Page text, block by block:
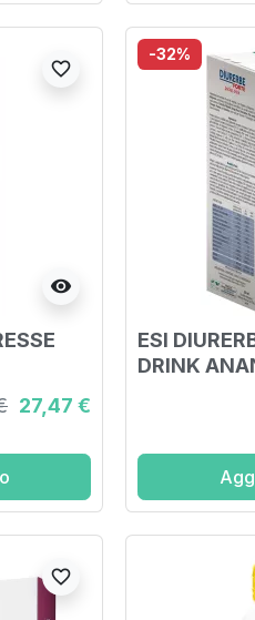
visibility
favorite_border
27,47 €
-32%
ESI
DRINK
favorite_border